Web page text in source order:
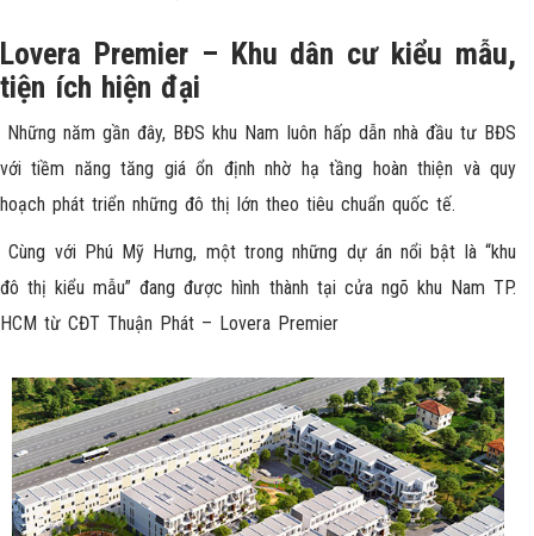
Lovera Premier – Khu dân cư kiểu mẫu,
tiện ích hiện đại
Những năm gần đây, BĐS khu Nam luôn hấp dẫn nhà đầu tư BĐS
với tiềm năng tăng giá ổn định nhờ hạ tầng hoàn thiện và quy
hoạch phát triển những đô thị lớn theo tiêu chuẩn quốc tế.
Cùng với Phú Mỹ Hưng, một trong những dự án nổi bật là “khu
đô thị kiểu mẫu” đang được hình thành tại cửa ngõ khu Nam TP.
HCM từ CĐT Thuận Phát – Lovera Premier